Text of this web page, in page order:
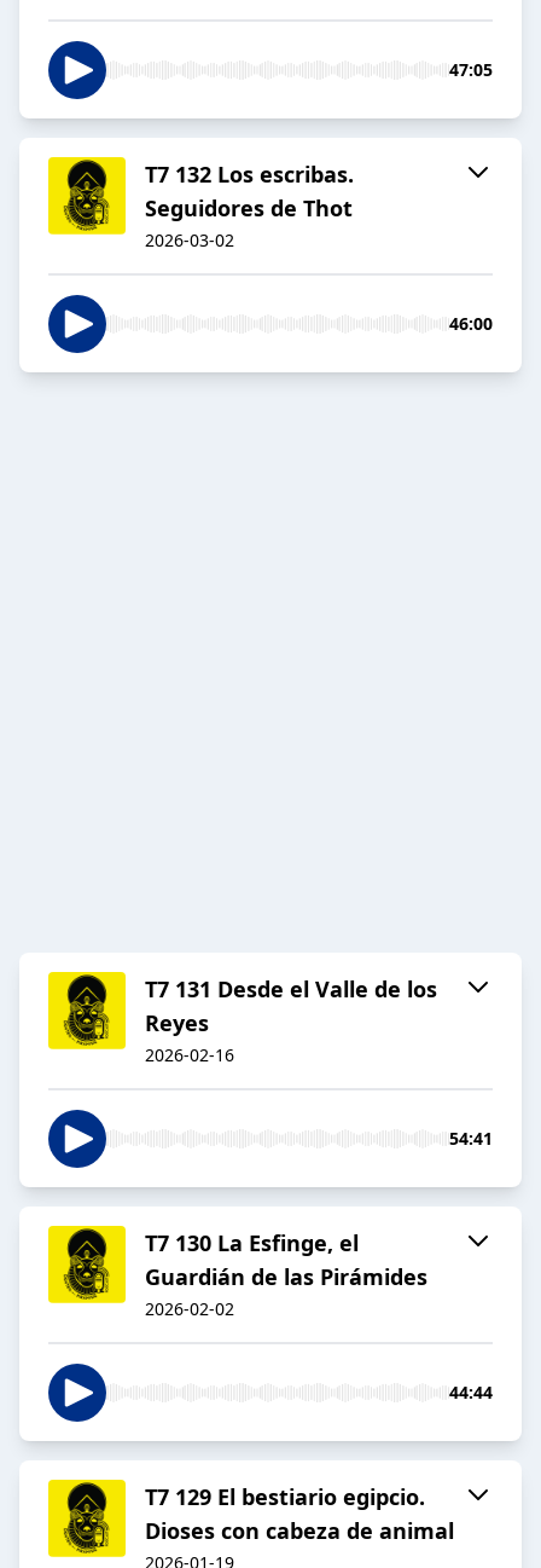
47:05
T7 132 Los escribas.
Seguidores de Thot
2026-03-02
46:00
T7 131 Desde el Valle de los
Reyes
2026-02-16
54:41
T7 130 La Esfinge, el
Guardián de las Pirámides
2026-02-02
44:44
T7 129 El bestiario egipcio.
Dioses con cabeza de animal
2026-01-19